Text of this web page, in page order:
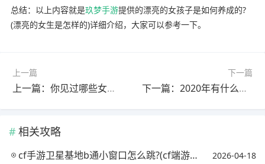
总结：以上内容就是玖梦手游提供的漂亮的女孩子是如何养成的?
(漂亮的女生是怎样的)详细介绍，大家可以参考一下。
上一篇
上一篇：你见过哪些女孩的名字好听又富有诗意?(女孩子的名字有诗意)
下一篇
下一篇：2020年有什么好的创业项目?(2020年有什么好的创业项目可以做)
相关攻略
cf手游卫星基地b通小窗口怎么跳?(cf端游卫星基地bug教学) 2026-04-18